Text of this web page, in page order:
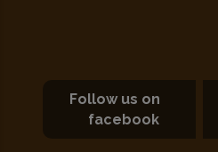
Follow us on
facebook